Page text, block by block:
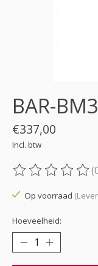
BAR-
€337,00
Incl. btw
De beoordeling
Op voorraad
Hoeveelheid: